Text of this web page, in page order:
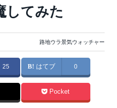
してみた
路地ウラ景気ウォッチャー
25 はてブ 0
Pocket